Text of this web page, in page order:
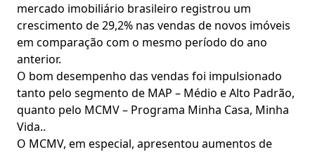
mercado imobiliário brasileiro registrou um
crescimento de 29,2% nas vendas de novos imóveis
em comparação com o mesmo período do ano
anterior.
O bom desempenho das vendas foi impulsionado
tanto pelo segmento de MAP – Médio e Alto Padrão,
quanto pelo MCMV – Programa Minha Casa, Minha
Vida..
O MCMV, em especial, apresentou aumentos de